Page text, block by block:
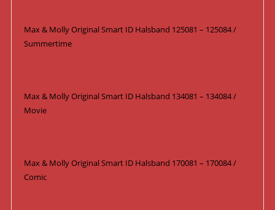
Max & Molly Original Smart ID Halsband 125081 – 125084 /
Summertime
Max & Molly Original Smart ID Halsband 134081 – 134084 /
Movie
Max & Molly Original Smart ID Halsband 170081 – 170084 /
Comic